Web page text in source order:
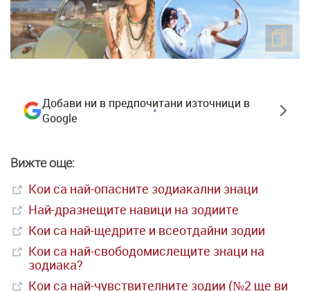
Добави ни в предпочитани източници в
Google
Вижте още:
Кои са най-опасните зодиакални знаци
Най-дразнещите навици на зодиите
Кои са най-щедрите и всеотдайни зодии
Кои са най-свободомислещите знаци на
зодиака?
Кои са най-чувствителните зодии (№2 ще ви